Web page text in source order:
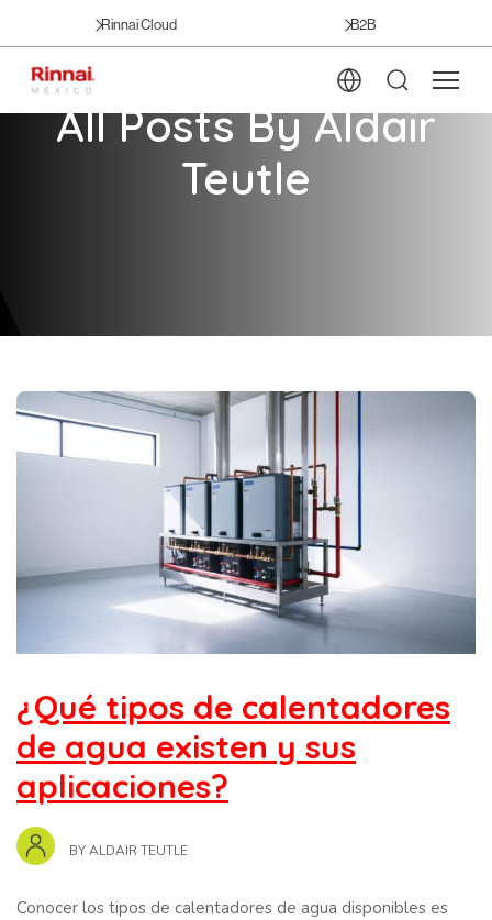
Rinnai Cloud B2B
All Posts By Aldair
Teutle
¿Qué tipos de calentadores
de agua existen y sus
aplicaciones?
BYALDAIR TEUTLE
Conocer los tipos de calentadores de agua disponibles es